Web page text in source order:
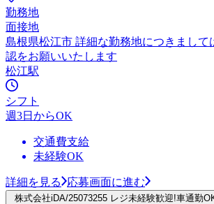
勤務地
面接地
島根県松江市 詳細な勤務地につきまして
認をお願いいたします
松江駅
シフト
週3日からOK
交通費支給
未経験OK
詳細を見る 応募画面に進む
株式会社iDA/25073255 レジ未経験歓迎!車通勤